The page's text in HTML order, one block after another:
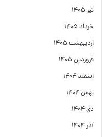
تیر ۱۴۰۵
خرداد ۱۴۰۵
اردیبهشت ۱۴۰۵
فروردین ۱۴۰۵
اسفند ۱۴۰۴
بهمن ۱۴۰۴
دی ۱۴۰۴
آذر ۱۴۰۴